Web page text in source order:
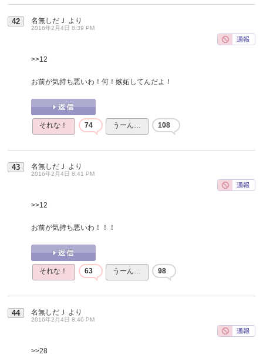
42 名無しだＪ より
2016年2月4日 8:39 PM
>>12
お前が気持ち悪いわ！何！嫉妬してんだよ！
それな！ 74 うーん… 108
43 名無しだＪ より
2016年2月4日 8:41 PM
>>12
お前が気持ち悪いわ！！！
それな！ 63 うーん… 98
44 名無しだＪ より
2016年2月4日 8:46 PM
>>28